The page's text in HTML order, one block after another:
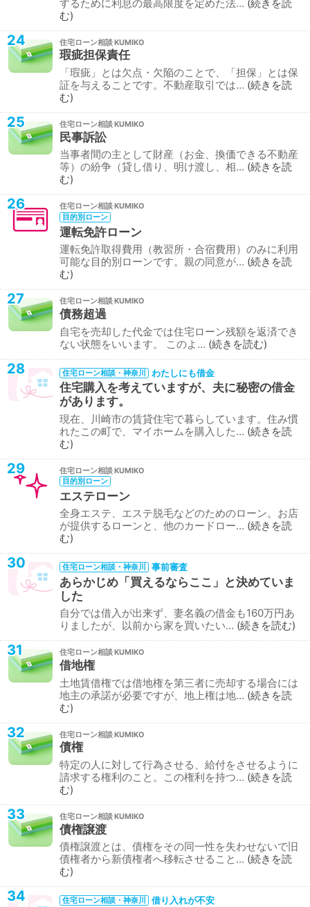
するために利息の最高限度を定めた法… 続きを読
む
24 住宅ローン相談
瑕疵担保責任
「瑕疵」とは欠点・欠陥のことで、「担保」とは保
証を与えることです。不動産取引では… 続きを読
む
25 住宅ローン相談
民事訴訟
当事者間の主として財産（お金、換価できる不動産
等）の紛争（貸し借り、明け渡し、相… 続きを読
む
26
住宅ローン相談
目的別ローン
運転免許ローン
運転免許取得費用（教習所・合宿費用）のみに利用
可能な目的別ローンです。親の同意が… 続きを読
む
27 住宅ローン相談
債務超過
自宅を売却した代金では住宅ローン残額を返済でき
ない状態をいいます。 このよ… 続きを読む
28 住宅ローン相談・神奈川 わたしにも借金
住宅購入を考えていますが、夫に秘密の借金
があります。
現在、川崎市の賃貸住宅で暮らしています。住み慣
れたこの町で、マイホームを購入した… 続きを読
む
29
住宅ローン相談
目的別ローン
エステローン
全身エステ、エステ脱毛などのためのローン。お店
が提供するローンと、他のカードロー… 続きを読
む
30 住宅ローン相談・神奈川 事前審査
あらかじめ「買えるならここ」と決めていま
した
自分では借入が出来ず、妻名義の借金も160万円あ
りましたが、以前から家を買いたい… 続きを読む
31 住宅ローン相談
借地権
土地賃借権では借地権を第三者に売却する場合には
地主の承諾が必要ですが、地上権は地… 続きを読
む
32 住宅ローン相談
債権
特定の人に対して行為させる、給付をさせるように
請求する権利のこと。この権利を持つ… 続きを読
む
33 住宅ローン相談
債権譲渡
債権譲渡とは、債権をその同一性を失わせないで旧
債権者から新債権者へ移転させること… 続きを読
む
34 住宅ローン相談・神奈川 借り入れが不安